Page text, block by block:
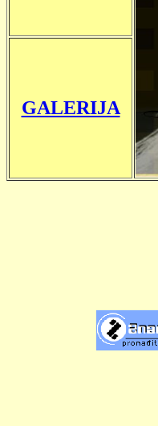
GALERIJA